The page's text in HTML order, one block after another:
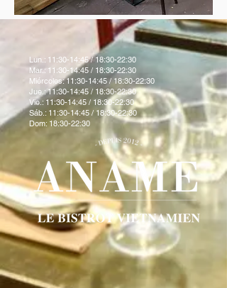
Lun.: 11:30-14:45 / 18:30-22:30
Mar.: 11:30-14:45 / 18:30-22:30
Miércoles: 11:30-14:45 / 18:30-22:30
Jue.: 11:30-14:45 / 18:30-22:30
Vie.: 11:30-14:45 / 18:30-22:30
Sáb.: 11:30-14:45 / 18:30-22:30
Dom: 18:30-22:30